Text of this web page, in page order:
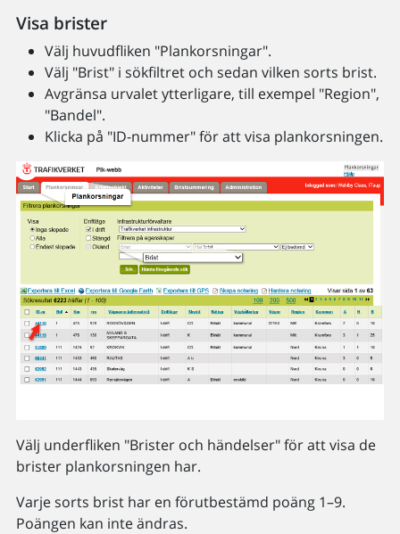
Visa brister
Välj huvudfliken "Plankorsningar".
Välj "Brist" i sökfiltret och sedan vilken sorts brist.
Avgränsa urvalet ytterligare, till exempel "Region",
"Bandel".
Klicka på "ID-nummer" för att visa plankorsningen.
Välj underfliken "Brister och händelser" för att visa de
brister plankorsningen har.
Varje sorts brist har en förutbestämd poäng 1–9.
Poängen kan inte ändras.